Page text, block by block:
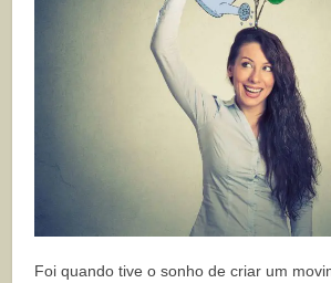
Foi quando tive o sonho de criar um